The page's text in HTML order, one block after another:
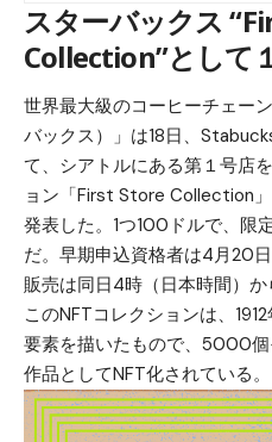
スターバックス
Collection”として
世界最大級のコーヒーチェー
バックス）」は18日、
て、シアトルにある第１号店
ョン「First Store Collection
発表した。1つ100ドルで、限
だ。早期申込資格者は4月20
販売は同日4時（日本時間）か
このNFTコレクションは、
要素を描いたもので、5000
作品としてNFT化されている。